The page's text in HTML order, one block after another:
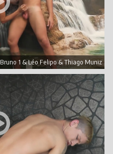
Bruno 1 & Léo Felipo & Thiago Muniz